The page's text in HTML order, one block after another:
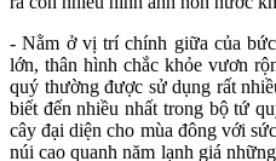
- Nằm ở vị trí chính giữa của
lớn, thân hình chắc khỏe vươn
quý thường được sử dụng rất
biết đến nhiều nhất trong bộ tứ
cây đại diện cho mùa đông với
núi cao quanh năm lạnh giá